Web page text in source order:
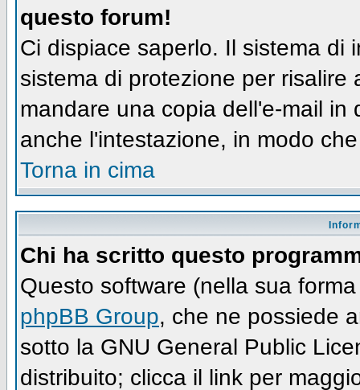
questo forum!
Ci dispiace saperlo. Il sistema di
sistema di protezione per
mandare una copia dell'e-mail
anche l'intestazione, in modo
Torna in cima
Chi ha scritto questo
Questo software (nella sua
phpBB Group, che ne possiede
sotto la GNU General Public
distribuito; clicca il link per